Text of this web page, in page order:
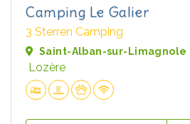
Camping Le Galier
3 Sterren Camping
Saint-Alban-sur-Limagnole
Lozère